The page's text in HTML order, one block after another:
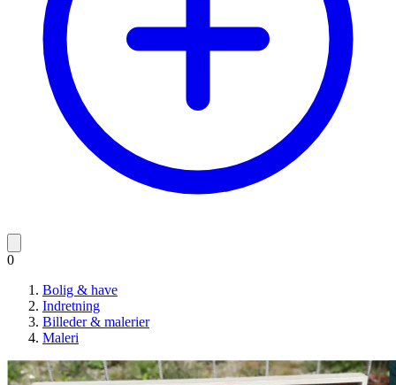
0
Bolig & have
Indretning
Billeder & malerier
Maleri